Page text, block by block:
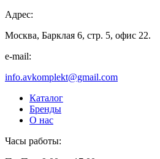
Адрес:
Москва, Барклая 6, стр. 5, офис 22.
e-mail:
info.avkomplekt@gmail.com
Каталог
Бренды
О нас
Часы работы: